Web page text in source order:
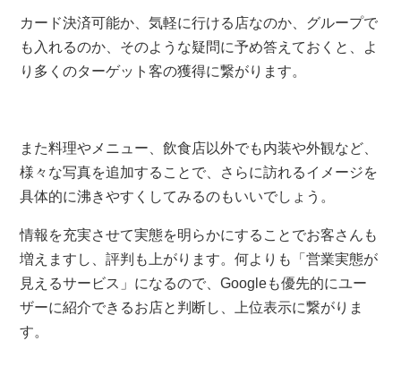
カード決済可能か、気軽に行ける店なのか、グループで
も入れるのか、そのような疑問に予め答えておくと、よ
り多くのターゲット客の獲得に繋がります。
また料理やメニュー、飲食店以外でも内装や外観など、
様々な写真を追加することで、さらに訪れるイメージを
具体的に沸きやすくしてみるのもいいでしょう。
情報を充実させて実態を明らかにすることでお客さんも
増えますし、評判も上がります。何よりも「営業実態が
見えるサービス」になるので、Googleも優先的にユー
ザーに紹介できるお店と判断し、上位表示に繋がりま
す。